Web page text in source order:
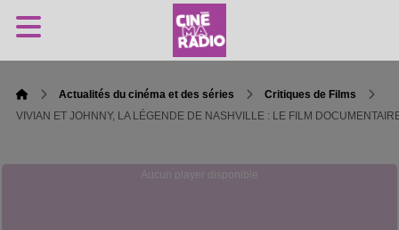
Actualités du cinéma et des séries
Critiques de Films
VIVIAN ET JOHNNY, LA LÉGENDE DE NASHVILLE : LE FILM
Aucun player disponible